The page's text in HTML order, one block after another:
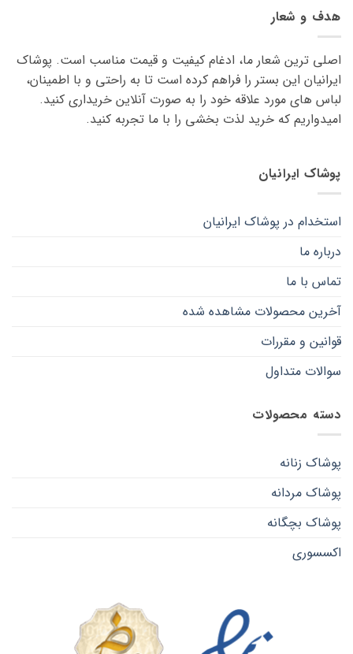
انواع
مختلفی
می
باشد.
گزینه
ها
ممکن
است
محصول
انتخاب
باشد.
گزینه
ممکن
است
هدف و شعار
اصلی ترین شعار ما، ادغام کیفیت و قیمت مناسب است. پوشاک
ایرانیان این بستر را فراهم کرده است تا به راحتی و با اطمینان،
لباس های مورد علاقه ‌خود را به صورت آنلاین خریداری کنید.
امیدواریم که خرید لذت ‌بخشی را با ما تجربه کنید.
پوشاک ایرانیان
استخدام در پوشاک ایرانیان
درباره ما
تماس با ما
آخرین محصولات مشاهده شده
قوانین و مقررات
سوالات متداول
دسته محصولات
پوشاک زنانه
پوشاک مردانه
پوشاک بچگانه
اکسسوری